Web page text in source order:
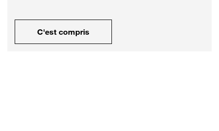
C'est compris